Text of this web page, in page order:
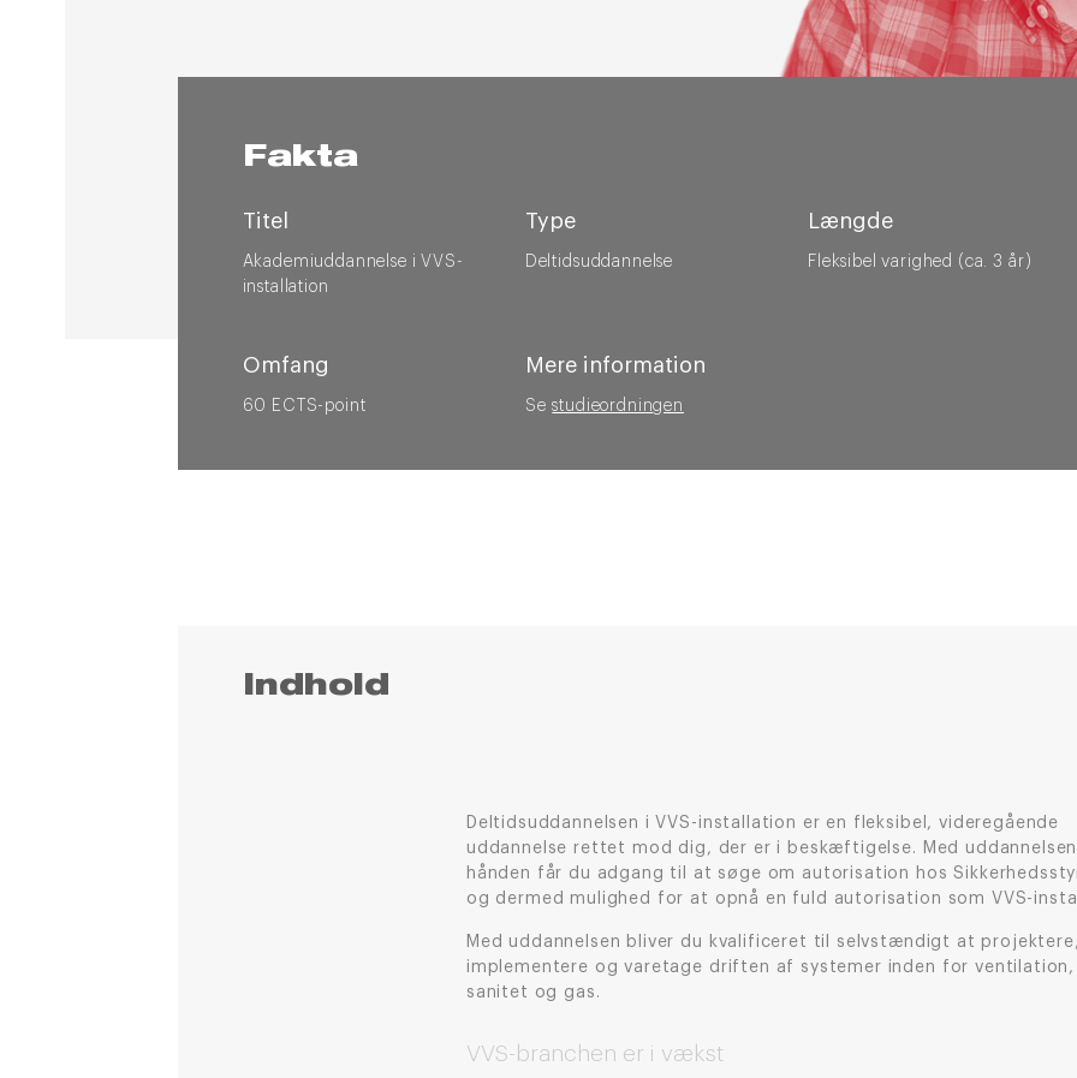
Fakta
Titel
Akademiuddannelse i VVS-
installation
Type
Deltidsuddannelse
Længde
Fleksibel varighed (ca. 3 år)
Omfang
60 ECTS-point
Mere information
Sestudieordningen
Indhold
Deltidsuddannelsen i VVS-installation er en fleksibel, videregående
uddannelse rettet mod dig, der er i beskæftigelse. Med
hånden får du adgang til at søge om autorisation hos
og dermed mulighed for at opnå en fuld autorisation som VVS-
Med uddannelsen bliver du kvalificeret til selvstændigt at projektere,
implementere og varetage driften af systemer inden for ventilation,
sanitet og gas.
VVS-branchen er i vækst